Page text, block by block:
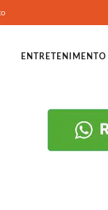
ENTRETENIMENTO